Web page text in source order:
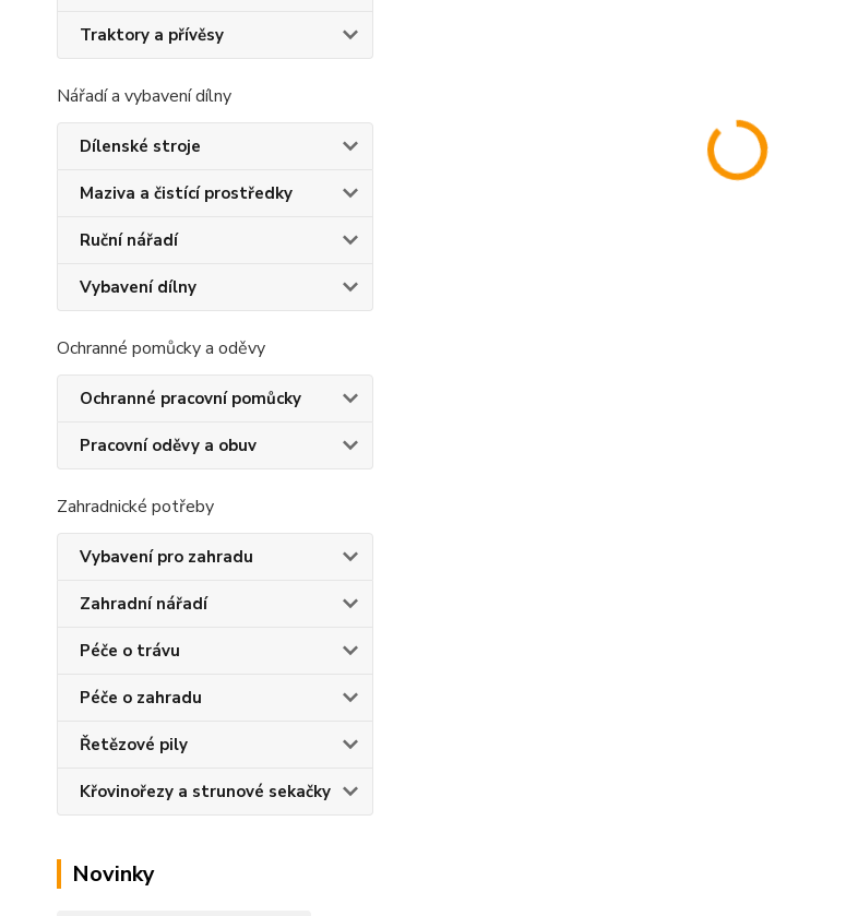
Traktory a přívěsy
Nářadí a vybavení dílny
Dílenské stroje
Maziva a čistící prostředky
Ruční nářadí
Vybavení dílny
Ochranné pomůcky a oděvy
Ochranné pracovní pomůcky
Pracovní oděvy a obuv
Zahradnické potřeby
Vybavení pro zahradu
Zahradní nářadí
Péče o trávu
Péče o zahradu
Řetězové pily
Křovinořezy a strunové sekačky
Novinky